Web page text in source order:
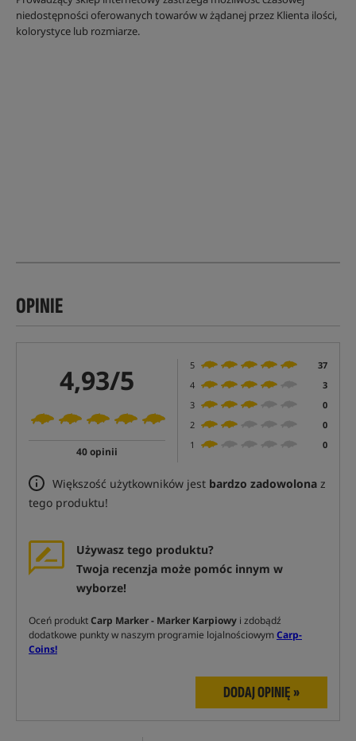
niedostępności oferowanych towarów w żądanej przez Klienta ilości,
kolorystyce lub rozmiarze.
OPINIE
4,93/5
40 opinii
5
37
4
3
3
0
2
0
1
0
Większość użytkowników jest bardzo zadowolona z
tego produktu!
Używasz tego produktu?
Twoja recenzja może pomóc innym w
wyborze!
Oceń produktCarp Marker - Marker Karpiowy i zdobądź
dodatkowe punkty w naszym programie lojalnościowymCarp-
Coins!
DODAJ OPINIĘ »